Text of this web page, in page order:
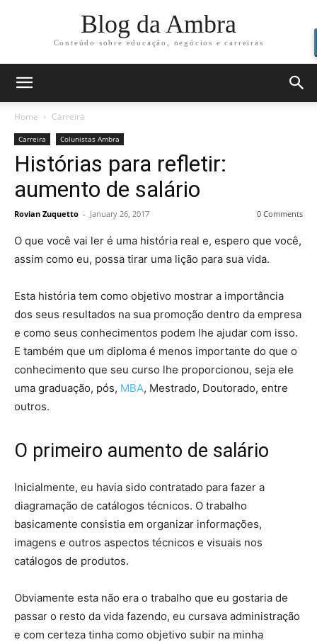
Blog da Ambra
Conteúdo sobre educação, negócios e carreiras
Home Carreira
Carreira Colunistas Ambra
Histórias para refletir:
aumento de salário
Rovian Zuquetto - January 26, 2017 0 Comments
O que você vai ler é uma história real e, espero que você,
assim como eu, possa tirar uma lição para sua vida.
Esta história tem como objetivo mostrar a importância
dos seus resultados na sua promoção dentro da empresa
e como seus conhecimentos podem lhe ajudar com isso.
E também que um diploma é menos importante do que o
conhecimento que seu curso lhe proporcionou, seja ele
uma graduação, pós, MBA, Mestrado, Doutorado, entre
outros.
O primeiro aumento de salário
Inicialmente, eu havia sido contratado para fazer a
diagramação de catálogos técnicos. O trabalho
basicamente consistia em organizar informações,
imagens e outros aspectos técnicos e visuais nos
catálogos de produtos.
Obviamente esta não era o trabalho que eu gostaria de
passar o resto da vida fazendo, eu cursava administração
e com certeza tinha como objetivo subir na minha